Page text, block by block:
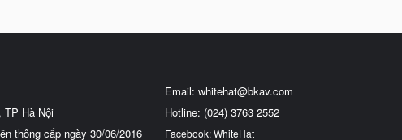
TP Hà Nội
thông cấp ngày 30/06/2016
Email: whitehat@bkav.com
Hotline: (024) 3763 2552
Facebook: WhiteHat